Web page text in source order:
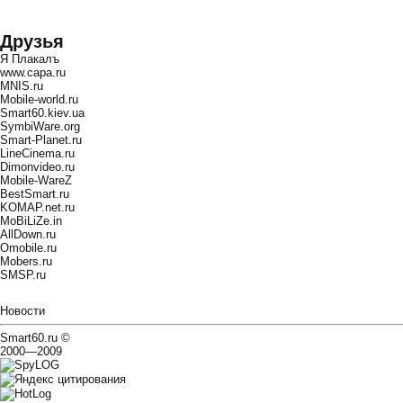
Друзья
Я Плакалъ
www.capa.ru
MNIS.ru
Mobile-world.ru
Smart60.kiev.ua
SymbiWare.org
Smart-Planet.ru
LineCinema.ru
Dimonvideo.ru
Mobile-WareZ
BestSmart.ru
KOMAP.net.ru
MoBiLiZe.in
AllDown.ru
Оmobile.ru
Mobers.ru
SMSP.ru
Новости
Smart60.ru ©
2000—2009